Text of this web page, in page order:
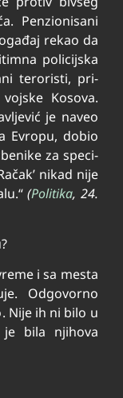
Pen­zi­o­ni­sa­ni
re­kao da
po­li­cij­ska
te­ro­ri­sti, pri­
Ko­so­va.
je na­veo
Evro­pu, do­bio
za spe­ci­
ni­kad ni­je
(Politika, 24.
i sa mesta
Odgovorno
Nije ih ni bilo u
bila njihova